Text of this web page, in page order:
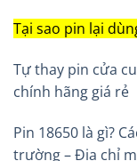
Tại sao pin lại
Tự thay pin cửa
chính hãng giá rẻ
Pin 18650 là gì?
trường – Địa chỉ